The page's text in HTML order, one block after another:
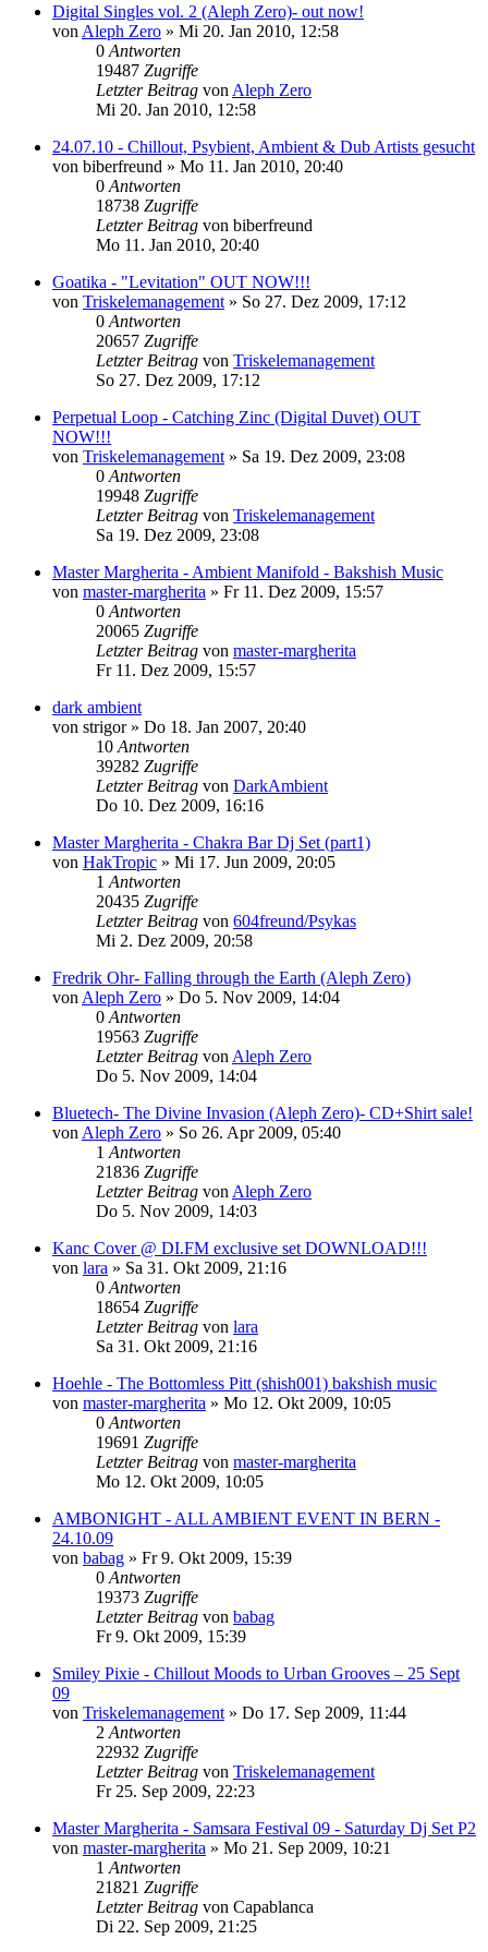
Digital Singles vol. 2 (Aleph Zero)- out now!
von Aleph Zero » Mi 20. Jan 2010, 12:58
0 Antworten
19487 Zugriffe
Letzter Beitrag von Aleph Zero
Mi 20. Jan 2010, 12:58
24.07.10 - Chillout, Psybient, Ambient & Dub Artists gesucht
von biberfreund » Mo 11. Jan 2010, 20:40
0 Antworten
18738 Zugriffe
Letzter Beitrag von biberfreund
Mo 11. Jan 2010, 20:40
Goatika - "Levitation" OUT NOW!!!
von Triskelemanagement » So 27. Dez 2009, 17:12
0 Antworten
20657 Zugriffe
Letzter Beitrag von Triskelemanagement
So 27. Dez 2009, 17:12
Perpetual Loop - Catching Zinc (Digital Duvet) OUT
NOW!!!
von Triskelemanagement » Sa 19. Dez 2009, 23:08
0 Antworten
19948 Zugriffe
Letzter Beitrag von Triskelemanagement
Sa 19. Dez 2009, 23:08
Master Margherita - Ambient Manifold - Bakshish Music
von master-margherita » Fr 11. Dez 2009, 15:57
0 Antworten
20065 Zugriffe
Letzter Beitrag von master-margherita
Fr 11. Dez 2009, 15:57
dark ambient
von strigor» Do 18. Jan 2007, 20:40
10 Antworten
39282 Zugriffe
Letzter Beitrag von DarkAmbient
Do 10. Dez 2009, 16:16
Master Margherita - Chakra Bar Dj Set (part1)
von HakTropic » Mi 17. Jun 2009, 20:05
1 Antworten
20435 Zugriffe
Letzter Beitrag von 604freund/Psykas
Mi 2. Dez 2009, 20:58
Fredrik Ohr- Falling through the Earth (Aleph Zero)
von Aleph Zero » Do 5. Nov 2009, 14:04
0 Antworten
19563 Zugriffe
Letzter Beitrag von Aleph Zero
Do 5. Nov 2009, 14:04
Bluetech- The Divine Invasion (Aleph Zero)- CD+Shirt sale!
von Aleph Zero » So 26. Apr 2009, 05:40
1 Antworten
21836 Zugriffe
Letzter Beitrag von Aleph Zero
Do 5. Nov 2009, 14:03
Kanc Cover @ DI.FM exclusive set DOWNLOAD!!!
von lara » Sa 31. Okt 2009, 21:16
0 Antworten
18654 Zugriffe
Letzter Beitrag von lara
Sa 31. Okt 2009, 21:16
Hoehle - The Bottomless Pitt (shish001) bakshish music
von master-margherita » Mo 12. Okt 2009, 10:05
0 Antworten
19691 Zugriffe
Letzter Beitrag von master-margherita
Mo 12. Okt 2009, 10:05
AMBONIGHT - ALL AMBIENT EVENT IN BERN -
24.10.09
von babag » Fr 9. Okt 2009, 15:39
0 Antworten
19373 Zugriffe
Letzter Beitrag von babag
Fr 9. Okt 2009, 15:39
Smiley Pixie - Chillout Moods to Urban Grooves – 25 Sept
09
von Triskelemanagement » Do 17. Sep 2009, 11:44
2 Antworten
22932 Zugriffe
Letzter Beitrag von Triskelemanagement
Fr 25. Sep 2009, 22:23
Master Margherita - Samsara Festival 09 - Saturday Dj Set P2
von master-margherita » Mo 21. Sep 2009, 10:21
1 Antworten
21821 Zugriffe
Letzter Beitrag von Capablanca
Di 22. Sep 2009, 21:25